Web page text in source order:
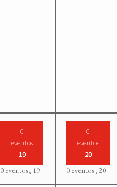
0
eventos
19
0 eventos, 19
0
eventos
20
0 eventos,20